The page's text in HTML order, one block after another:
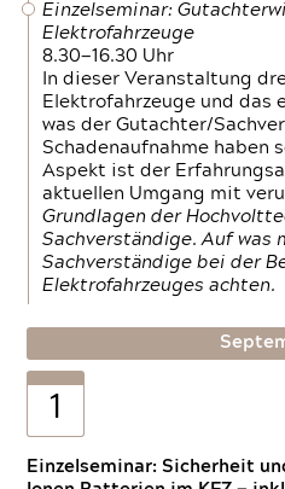
Einzelseminar:
Elektrofahrzeuge
8.30—16.30 Uhr
In dieser Veranstaltung
Elektrofahrzeuge und das
was der Gutachter/
Schadenaufnahme haben
Aspekt ist der
aktuellen Umgang mit
Grundlagen der
Sachverständige. Auf was
Sachverständige bei der
Elektrofahrzeuges achten.
1
Einzelseminar: Sicherheit